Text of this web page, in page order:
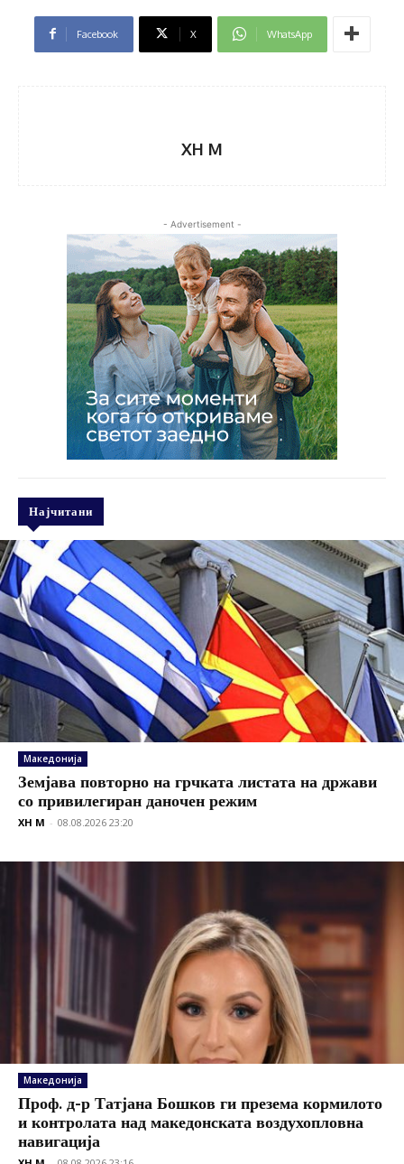
Facebook X WhatsApp
XH M
- Advertisement -
Најчитани
Македонија
Земјава повторно на грчката листата на држави
со привилегиран даночен режим
XH M - 08.08.2026 23:20
Македонија
Проф. д-р Татјана Бошков ги презема кормилото
и контролата над македонската воздухопловна
навигација